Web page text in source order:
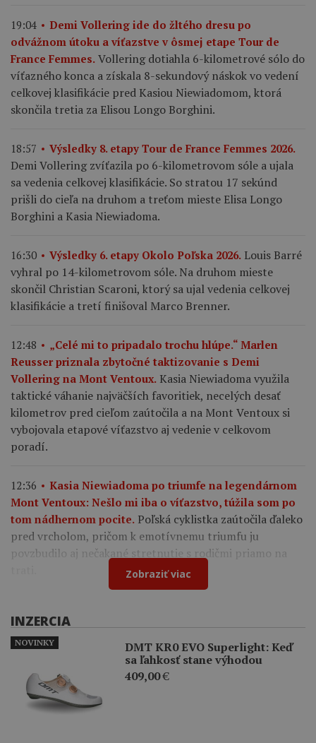
19:04
Demi Vollering ide do žltého dresu po
odvážnom útoku a víťazstve v ôsmej etape Tour de
France Femmes. Vollering dotiahla 6-kilometrové sólo do
víťazného konca a získala 8-sekundový náskok vo vedení
celkovej klasifikácie pred Kasiou Niewiadomom, ktorá
skončila tretia za Elisou Longo Borghini.
18:57 Výsledky 8. etapy Tour de France Femmes 2026.
Demi Vollering zvíťazila po 6-kilometrovom sóle a ujala
sa vedenia celkovej klasifikácie. So stratou 17 sekúnd
prišli do cieľa na druhom a treťom mieste Elisa Longo
Borghini a Kasia Niewiadoma.
16:30 Výsledky 6. etapy Okolo Poľska 2026. Louis Barré
vyhral po 14-kilometrovom sóle. Na druhom mieste
skončil Christian Scaroni, ktorý sa ujal vedenia celkovej
klasifikácie a tretí finišoval Marco Brenner.
12:48
„Celé mi to pripadalo trochu hlúpe.“ Marlen
Reusser priznala zbytočné taktizovanie s Demi
Vollering na Mont Ventoux. Kasia Niewiadoma využila
taktické váhanie najväčších favoritiek, necelých desať
kilometrov pred cieľom zaútočila a na Mont Ventoux si
vybojovala etapové víťazstvo aj vedenie v celkovom
poradí.
12:36
Kasia Niewiadoma po triumfe na legendárnom
Mont Ventoux: Nešlo mi iba o víťazstvo, túžila som po
tom nádhernom pocite. Poľská cyklistka zaútočila ďaleko
pred vrcholom, pričom k emotívnemu triumfu ju
povzbudilo aj nečakané stretnutie s rodičmi priamo na
Zobraziť viac
INZERCIA
DMT KR0 EVO Superlight: Keď
sa ľahkosť stane výhodou
409,00€
NOVINKY